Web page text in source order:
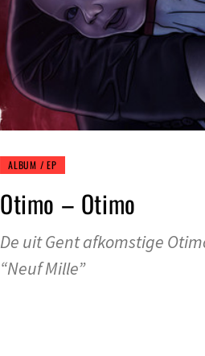
ALBUM / EP
Otimo – Otimo
De uit Gent afkomstige
“Neuf Mille”